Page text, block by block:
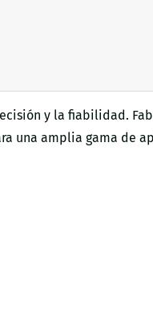
y la fiabilidad.
una amplia gama de